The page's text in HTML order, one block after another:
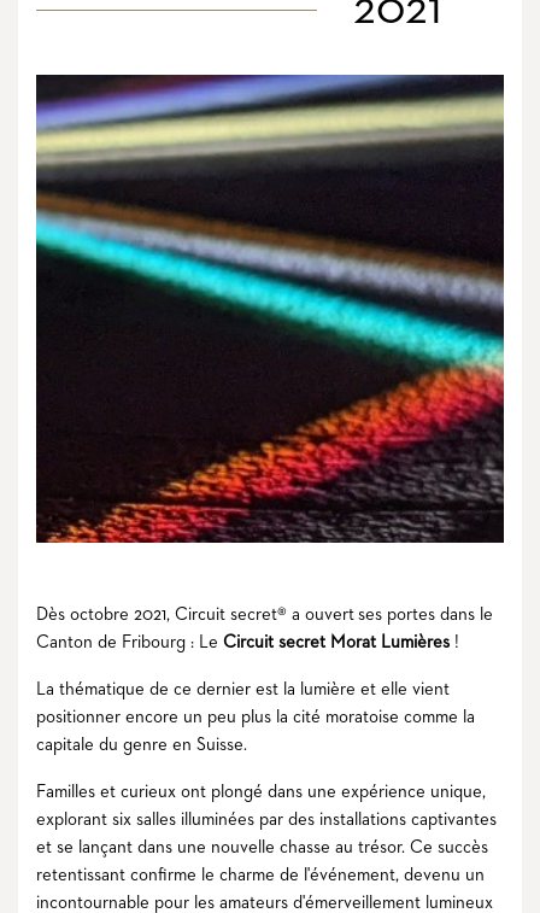
2021
Dès octobre 2021, Circuit secret® a ouvert ses portes dans le
Canton de Fribourg : Le Circuit secret Morat Lumières !
La thématique de ce dernier est la lumière et elle vient
positionner encore un peu plus la cité moratoise comme la
capitale du genre en Suisse.
Familles et curieux ont plongé dans une expérience unique,
explorant six salles illuminées par des installations captivantes
et se lançant dans une nouvelle chasse au trésor. Ce succès
retentissant confirme le charme de l'événement, devenu un
incontournable pour les amateurs d'émerveillement lumineux